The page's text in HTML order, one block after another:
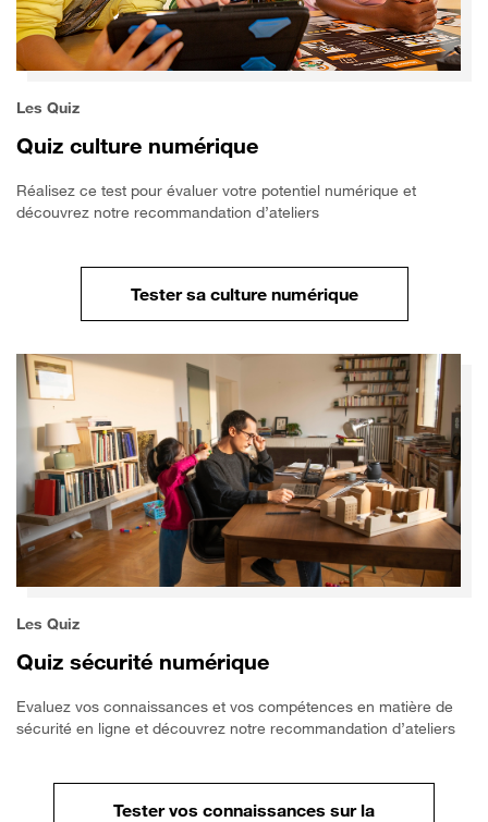
Les Quiz
Quiz culture numérique
Réalisez ce test pour évaluer votre potentiel numérique et
découvrez notre recommandation d’ateliers
Tester sa culture numérique
Les Quiz
Quiz sécurité numérique
Evaluez vos connaissances et vos compétences en matière de
sécurité en ligne et découvrez notre recommandation d’ateliers
Tester vos connaissances sur la